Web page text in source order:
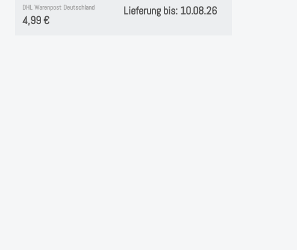
DHL Warenpost Deutschland
4,99 €
Lieferung bis: 10.08.26